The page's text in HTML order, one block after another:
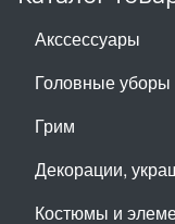
Акссессуары
Головные уборы
Грим
Декорации,
Костюмы и